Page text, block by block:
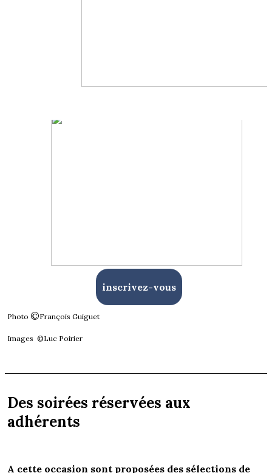
inscrivez-vous
Photo ©François Guiguet
Images ©Luc Poirier
Des soirées réservées aux
adhérents
A cette occasion sont proposées des sélections de